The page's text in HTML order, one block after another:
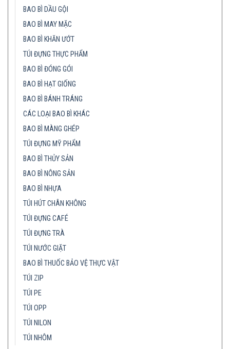
BAO BÌ DẦU GỘI
BAO BÌ MAY MẶC
BAO BÌ KHĂN ƯỚT
TÚI ĐỰNG THỰC PHẨM
BAO BÌ ĐÓNG GÓI
BAO BÌ HẠT GIỐNG
BAO BÌ BÁNH TRÁNG
CÁC LOẠI BAO BÌ KHÁC
BAO BÌ MÀNG GHÉP
TÚI ĐỰNG MỸ PHẨM
BAO BÌ THỦY SẢN
BAO BÌ NÔNG SẢN
BAO BÌ NHỰA
TÚI HÚT CHÂN KHÔNG
TÚI ĐỰNG CAFÉ
TÚI ĐỰNG TRÀ
TÚI NƯỚC GIẶT
BAO BÌ THUỐC BẢO VỆ THỰC VẬT
TÚI ZIP
TÚI PE
TÚI OPP
TÚI NILON
TÚI NHÔM